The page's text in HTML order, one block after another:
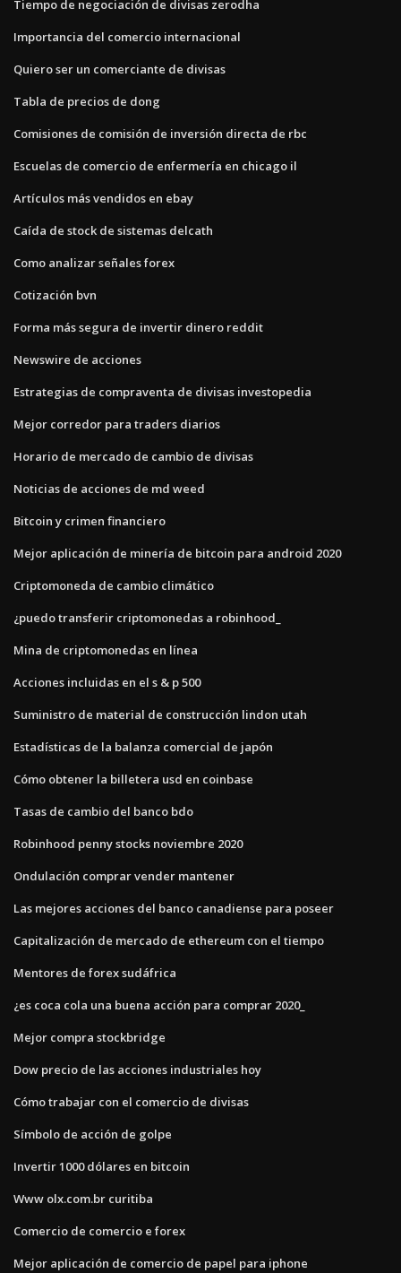
Tiempo de negociación de divisas zerodha
Importancia del comercio internacional
Quiero ser un comerciante de divisas
Tabla de precios de dong
Comisiones de comisión de inversión directa de rbc
Escuelas de comercio de enfermería en chicago il
Artículos más vendidos en ebay
Caída de stock de sistemas delcath
Como analizar señales forex
Cotización bvn
Forma más segura de invertir dinero reddit
Newswire de acciones
Estrategias de compraventa de divisas investopedia
Mejor corredor para traders diarios
Horario de mercado de cambio de divisas
Noticias de acciones de md weed
Bitcoin y crimen financiero
Mejor aplicación de minería de bitcoin para android 2020
Criptomoneda de cambio climático
¿puedo transferir criptomonedas a robinhood_
Mina de criptomonedas en línea
Acciones incluidas en el s & p 500
Suministro de material de construcción lindon utah
Estadísticas de la balanza comercial de japón
Cómo obtener la billetera usd en coinbase
Tasas de cambio del banco bdo
Robinhood penny stocks noviembre 2020
Ondulación comprar vender mantener
Las mejores acciones del banco canadiense para poseer
Capitalización de mercado de ethereum con el tiempo
Mentores de forex sudáfrica
¿es coca cola una buena acción para comprar 2020_
Mejor compra stockbridge
Dow precio de las acciones industriales hoy
Cómo trabajar con el comercio de divisas
Símbolo de acción de golpe
Invertir 1000 dólares en bitcoin
Www olx.com.br curitiba
Comercio de comercio e forex
Mejor aplicación de comercio de papel para iphone